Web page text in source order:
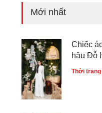
Mới nhất
Chiếc
hậu Đỗ
Thời